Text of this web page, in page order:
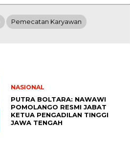
Pemecatan Karyawan
NASIONAL
PUTRA BOLTARA: NAWAWI
POMOLANGO RESMI JABAT
KETUA PENGADILAN TINGGI
JAWA TENGAH